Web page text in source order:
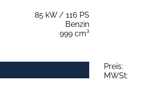
85 kW / 116 PS
Benzin
999 cm³
Preis:
MWSt: